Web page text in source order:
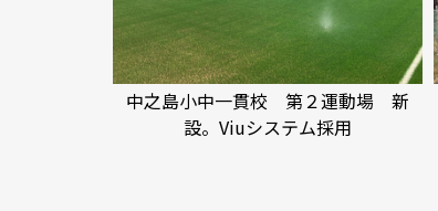
中之島小中一貫校 第２運動場 新
設。Viuシステム採用